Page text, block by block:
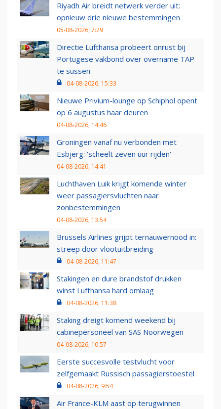
Riyadh Air breidt netwerk verder uit:
opnieuw drie nieuwe bestemmingen
05-08-2026, 7:29
Directie Lufthansa probeert onrust bij
Portugese vakbond over overname TAP
te sussen
04-08-2026, 15:33
Nieuwe Privium-lounge op Schiphol opent
op 6 augustus haar deuren
04-08-2026, 14:46
Groningen vanaf nu verbonden met
Esbjerg: 'scheelt zeven uur rijden'
04-08-2026, 14:41
Luchthaven Luik krijgt komende winter
weer passagiersvluchten naar
zonbestemmingen
04-08-2026, 13:54
Brussels Airlines grijpt ternauwernood in:
streep door vlootuitbreiding
04-08-2026, 11:47
Stakingen en dure brandstof drukken
winst Lufthansa hard omlaag
04-08-2026, 11:38
Staking dreigt komend weekend bij
cabinepersoneel van SAS Noorwegen
04-08-2026, 10:57
Eerste succesvolle testvlucht voor
zelfgemaakt Russisch passagierstoestel
04-08-2026, 9:54
Air France-KLM aast op terugwinnen